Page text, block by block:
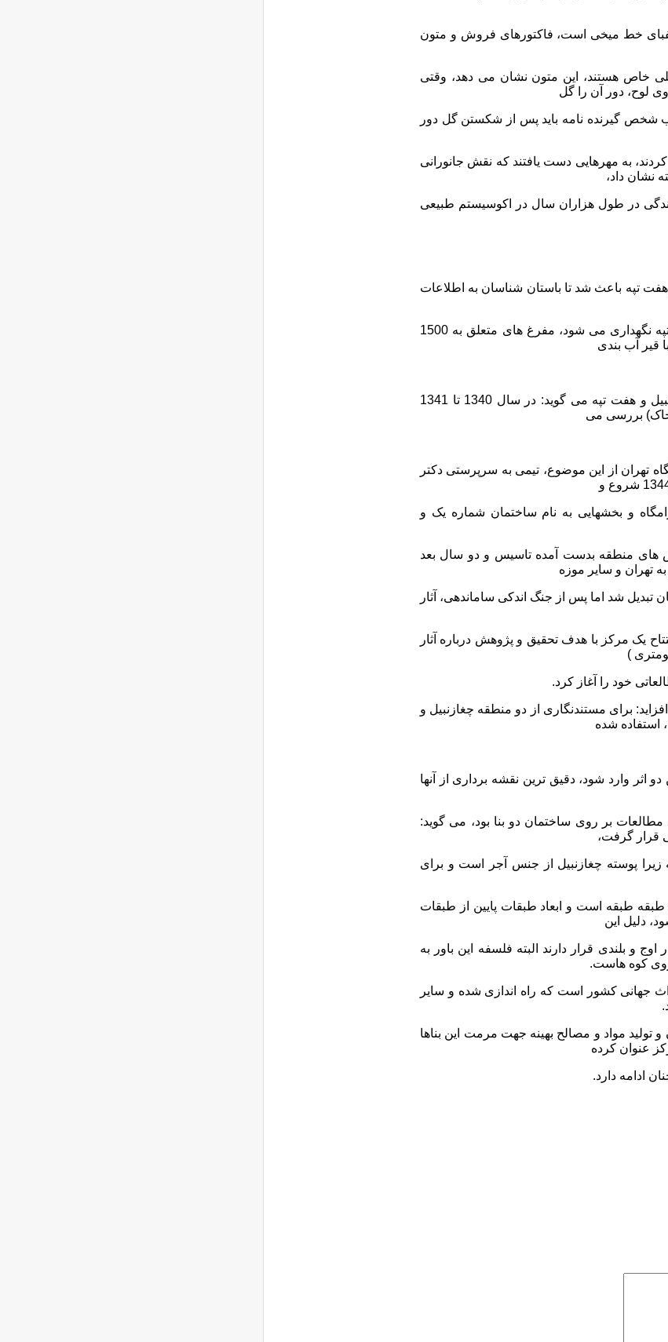
خط میخی است، فاکتورهای فروش و متون
خاص هستند، این متون نشان می دهد، وقتی
لوح، دور آن را گل
شخص گیرنده نامه باید پس از شکستن گل دور
به مهرهایی دست یافتند که نقش جانورانی
نشان داد،
در طول هزاران سال در اکوسیستم طبیعی
تپه باعث شد تا باستان شناسان به اطلاعات
این در حالیست که بخش زیادی از این اشیا و وسایل اکنون در موزه هفت تپه نگهداری می شود، مفرغ های متعلق به 1500
قیر آب بندی
مدیر داخلی موزه هفت تپه و معاون پژوهشی پایگاه میراث فرهنگی چغازنبیل و هفت تپه می گوید: در سال 1340 تا 1341
بررسی می
تهران از این موضوع، تیمی به سرپرستی دکتر
آرامگاه و بخشهایی به نام ساختمان شماره یک و
نمایش آثاری که از کاوش های منطقه بدست آمده تاسیس و دو سال بعد
تهران و سایر موزه
تبدیل شد اما پس از جنگ اندکی ساماندهی، آثار
میراث فرهنگی در سال 1377 تصمیم به افتتاح یک مرکز با هدف تحقیق و پژوهش درباره آثار
خود را آغاز کرد.
برای مستندنگاری از دو منطقه چغازنبیل و
استفاده شده
اثر وارد شود، دقیق ترین نقشه برداری از آنها
بر روی ساختمان دو بنا بود، می گوید:
قرار گرفت،
پوسته چغازنبیل از جنس آجر است و برای
طبقه است و ابعاد طبقات پایین از طبقات
دلیل این
و بلندی قرار دارند البته فلسفه این باور به
روی کوه هاست.
جهانی کشور است که راه اندازی شده و سایر
مواد و مصالح بهینه جهت مرمت این بناها
عنوان کرده
ادامه دارد.